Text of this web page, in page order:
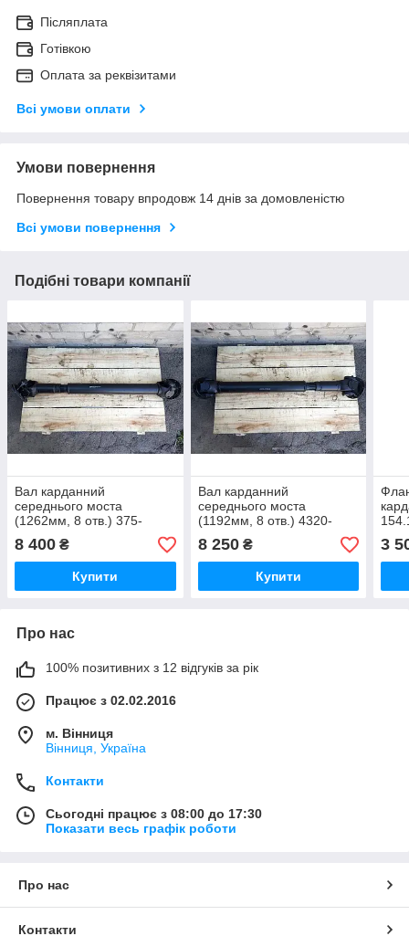
Післяплата
Готівкою
Оплата за реквізитами
Всі умови оплати
Умови повернення
Повернення товару впродовж 14 днів за домовленістю
Всі умови повернення
Подібні товари компанії
Вал карданний
середнього моста
(1262мм, 8 отв.) 375-
2205010 (ОРИГІНАЛ)
8 400 ₴
Купити
Вал карданний
середнього моста
(1192мм, 8 отв.) 4320-
2205010-01 (ОРИГІНАЛ)
8 250₴
Купити
3
Про нас
100% позитивних з 12 відгуків за рік
Працює з 02.02.2016
м. Вінниця
Вінниця, Україна
Контакти
Сьогодні працює з 08:00 до 17:30
Показати весь графік роботи
Про нас
Контакти